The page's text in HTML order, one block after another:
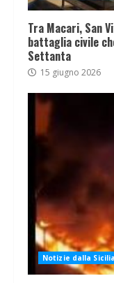
Tra Macari, San
battaglia civile
Settanta
15 giugno 2026
Notizie dalla Sicilia